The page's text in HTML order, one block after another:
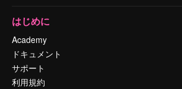
はじめに
Academy
ドキュメント
サポート
利用規約